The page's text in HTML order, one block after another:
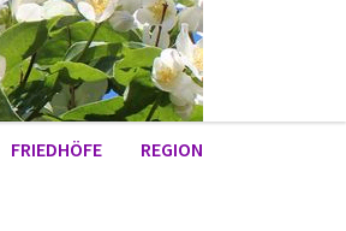
FRIEDHÖFE REGION